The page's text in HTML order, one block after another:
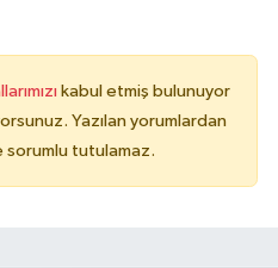
kabul etmiş bulunuyor
Yazılan yorumlardan
sorumlu tutulamaz.